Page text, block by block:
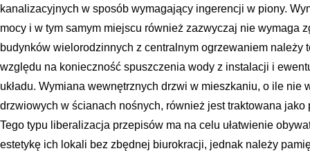
kanalizacyjnych w sposób wymagający ingerencji w piony.
mocy i w tym samym miejscu również zazwyczaj nie wymaga
budynków wielorodzinnych z centralnym ogrzewaniem należy
względu na konieczność spuszczenia wody z instalacji i
układu. Wymiana wewnętrznych drzwi w mieszkaniu, o ile nie
drzwiowych w ścianach nośnych, również jest traktowana jako
Tego typu liberalizacja przepisów ma na celu ułatwienie
estetykę ich lokali bez zbędnej biurokracji, jednak należy